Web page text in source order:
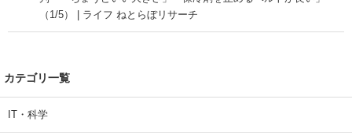
（1/5） | ライフ ねとらぼリサーチ
カテゴリ一覧
IT・科学